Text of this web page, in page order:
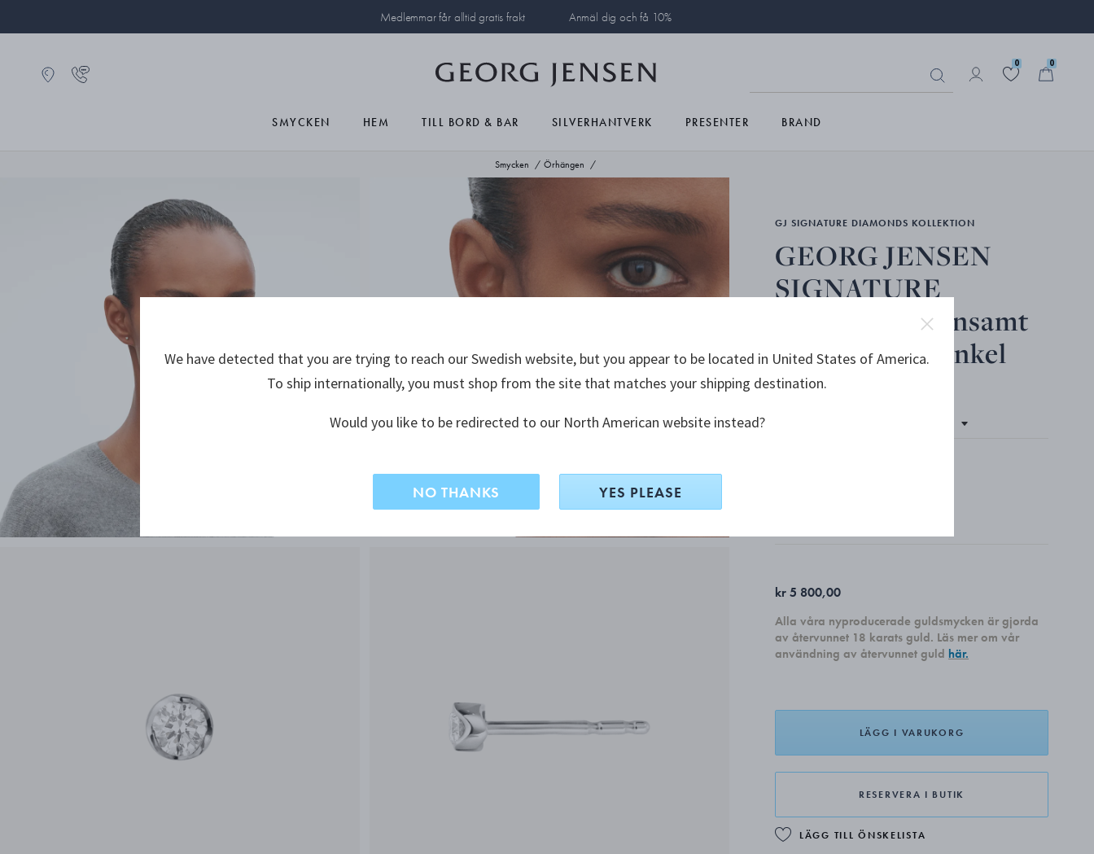
Medlemmar får alltid gratis frakt Anmäl dig och få 10%
0 0
SMYCKEN HEM TILL BORD & BAR SILVERHANTVERK PRESENTER BRAND
Smycken Örhängen
GJ SIGNATURE DIAMONDS KOLLEKTION
GEORG JENSEN
SIGNATURE
DIAMONDS ensamt
stiftörhänge, enkel
kr 5 800,00
Alla våra nyproducerade guldsmycken är gjorda
av återvunnet 18 karats guld. Läs mer om vår
användning av återvunnet guld här.
LÄGG I VARUKORG
RESERVERA I BUTIK
LÄGG TILL ÖNSKELISTA
We have detected that you are trying to reach our Swedish website, but you appear to be located in United States of America.
To ship internationally, you must shop from the site that matches your shipping destination.
Would you like to be redirected to our North American website instead?
NO THANKS YES PLEASE